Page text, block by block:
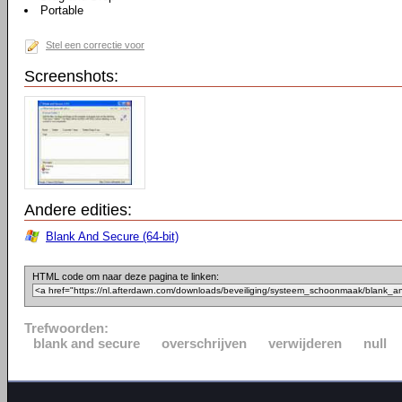
Portable
Stel een correctie voor
Screenshots:
Andere edities:
Blank And Secure (64-bit)
HTML code om naar deze pagina te linken:
Trefwoorden:
blank and secure
overschrijven verwijderen null